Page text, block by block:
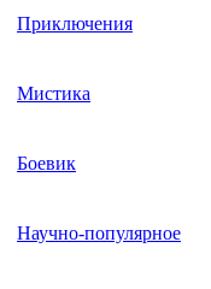
Приключения
Мистика
Боевик
Научно-популярное